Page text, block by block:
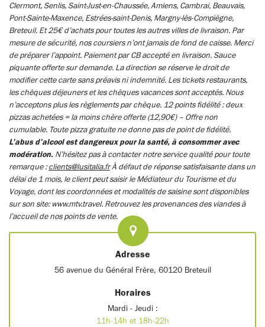
Clermont, Senlis, Saint-Just-en-Chaussée, Amiens, Cambrai, Beauvais,
Pont-Sainte-Maxence, Estrées-saint-Denis, Margny-lès-Compiègne,
Breteuil. Et 25€ d’achats pour toutes les autres villes de livraison. Par
mesure de sécurité, nos coursiers n’ont jamais de fond de caisse. Merci
de préparer l’appoint. Paiement par CB accepté en livraison. Sauce
piquante offerte sur demande. La direction se réserve le droit de
modifier cette carte sans préavis ni indemnité. Les tickets restaurants,
les chèques déjeuners et les chèques vacances sont acceptés. Nous
n’acceptons plus les règlements par chèque. 12 points fidélité : deux
pizzas achetées = la moins chère offerte (12,90€) – Offre non
cumulable. Toute pizza gratuite ne donne pas de point de fidélité.
L’abus d’alcool est dangereux pour la santé, à consommer avec
modération. N’hésitez pas à contacter notre service qualité pour toute
remarque :clients@lusitalia.frÀ défaut de réponse satisfaisante dans un
délai de 1 mois, le client peut saisir le Médiateur du Tourisme et du
Voyage, dont les coordonnées et modalités de saisine sont disponibles
sur son site: www.mtv.travel. Retrouvez les provenances des viandes à
l’accueil de nos points de vente.
Adresse
56 avenue du Général Frère, 60120 Breteuil
Horaires
Mardi - Jeudi :
11h-14h et 18h-22h